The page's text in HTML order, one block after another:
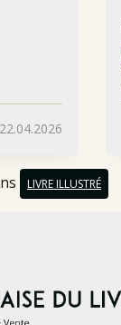
LIVRE ILLUSTRÉ